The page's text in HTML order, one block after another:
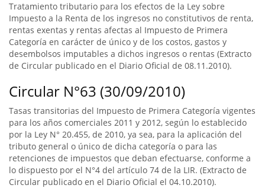
Tratamiento tributario para los efectos de la Ley sobre
Impuesto a la Renta de los ingresos no constitutivos de renta,
rentas exentas y rentas afectas al Impuesto de Primera
Categoría en carácter de único y de los costos, gastos y
desembolsos imputables a dichos ingresos o rentas (Extracto
de Circular publicado en el Diario Oficial de 08.11.2010).
Circular N°63 (30/09/2010)
Tasas transitorias del Impuesto de Primera Categoría vigentes
para los años comerciales 2011 y 2012, según lo establecido
por la Ley N° 20.455, de 2010, ya sea, para la aplicación del
tributo general o único de dicha categoría o para las
retenciones de impuestos que deban efectuarse, conforme a
lo dispuesto por el N°4 del artículo 74 de la LIR. (Extracto de
Circular publicado en el Diario Oficial el 04.10.2010).